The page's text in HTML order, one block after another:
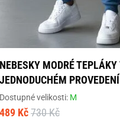
NEBESKY MODRÉ TEPLÁKY
JEDNODUCHÉM PROVEDENÍ
Dostupné velikosti: M
489 Kč 730 Kč